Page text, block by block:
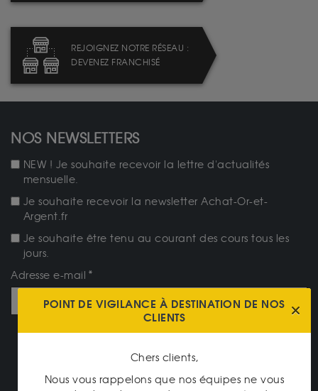
REJOIGNEZ NOTRE RÉSEAU :
DEVENEZ FRANCHISÉ
NOS NEWSLETTERS
NEW ! Je souhaite recevoir la lettre d'actualités
mensuelle.
Je souhaite recevoir la newsletter Achat-Or-et-
Argent.fr
Je souhaite être tenu au courant des cours tous les
jours.
Adresse e-mail
JE M'ABONNE
NOTRE CATALOGUE
POINT DE VIGILANCE À DESTINATION DE NOS
CLIENTS
Chers clients,
Nous vous rappelons que nos équipes ne vous